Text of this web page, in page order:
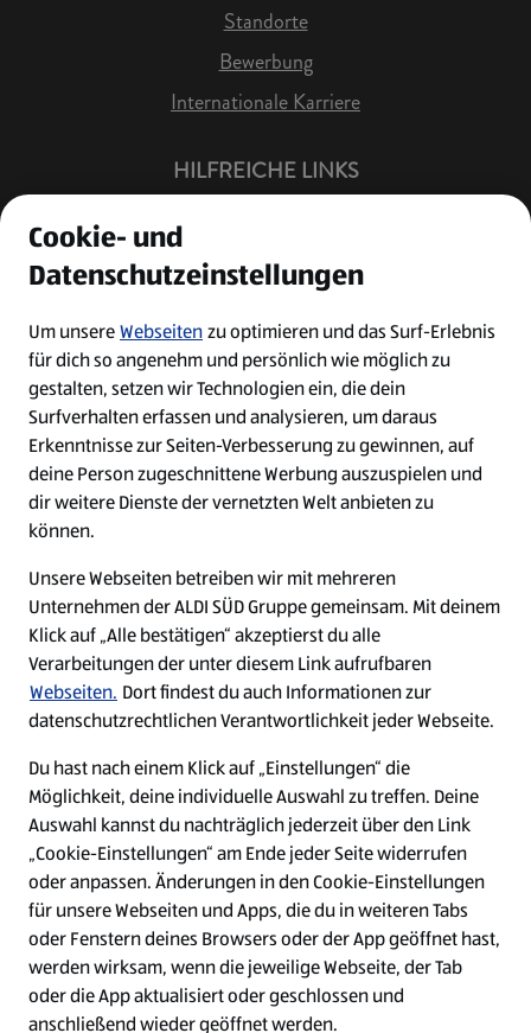
Standorte
Bewerbung
Internationale Karriere
HILFREICHE LINKS
Job Benachrichtigung
Bewerberkonto
Leichte Sprache
Kontakt
W
i
r
d
a
u
f
W
i
r
d
a
u
f
W
i
r
d
a
u
f
W
i
r
d
a
Cookie - Liste
Datenschutz
Cookie- und
Datenschutzeinstellungen
Um unsereWebseitenzu optimieren und das Surf-Erlebnis
für dich so angenehm und persönlich wie möglich zu
gestalten, setzen wir Technologien ein, die dein
Surfverhalten erfassen und analysieren, um daraus
Erkenntnisse zur Seiten-Verbesserung zu gewinnen, auf
deine Person zugeschnittene Werbung auszuspielen und
dir weitere Dienste der vernetzten Welt anbieten zu
können.
Unsere Webseiten betreiben wir mit mehreren
Unternehmen der ALDI SÜD Gruppe gemeinsam. Mit deinem
Klick auf „Alle bestätigen“ akzeptierst du alle
Verarbeitungen der unter diesem Link aufrufbaren
Webseiten. Dort findest du auch Informationen zur
datenschutzrechtlichen Verantwortlichkeit jeder Webseite.
Du hast nach einem Klick auf „Einstellungen“ die
Möglichkeit, deine individuelle Auswahl zu treffen. Deine
Auswahl kannst du nachträglich jederzeit über den Link
„Cookie-Einstellungen“ am Ende jeder Seite widerrufen
oder anpassen. Änderungen in den Cookie-Einstellungen
für unsere Webseiten und Apps, die du in weiteren Tabs
oder Fenstern deines Browsers oder der App geöffnet hast,
werden wirksam, wenn die jeweilige Webseite, der Tab
oder die App aktualisiert oder geschlossen und
anschließend wieder geöffnet werden.